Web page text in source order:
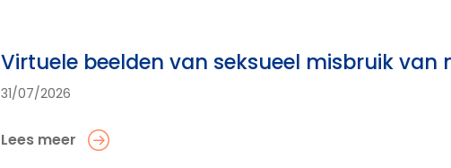
Virtuele beelden van seksueel misbruik van
31/07/2026
Lees meer